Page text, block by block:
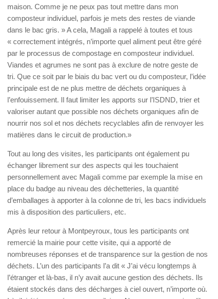
maison. Comme je ne peux pas tout mettre dans mon
composteur individuel, parfois je mets des restes de viande
dans le bac gris. » A cela, Magali a rappelé à toutes et tous
« correctement intégrés, n’importe quel aliment peut être géré
par le processus de compostage en composteur individuel.
Viandes et agrumes ne sont pas à exclure de notre geste de
tri. Que ce soit par le biais du bac vert ou du composteur, l’idée
principale est de ne plus mettre de déchets organiques à
l’enfouissement. Il faut limiter les apports sur l’ISDND, trier et
valoriser autant que possible nos déchets organiques afin de
nourrir nos sol et nos déchets recyclables afin de renvoyer les
matières dans le circuit de production.»
Tout au long des visites, les participants ont également pu
échanger librement sur des aspects qui les touchaient
personnellement avec Magali comme par exemple la mise en
place du badge au niveau des déchetteries, la quantité
d’emballages à apporter à la colonne de tri, les bacs individuels
mis à disposition des particuliers, etc.
Après leur retour à Montpeyroux, tous les participants ont
remercié la mairie pour cette visite, qui a apporté de
nombreuses réponses et de transparence sur la gestion de nos
déchets. L’un des participants l’a dit « J’ai vécu longtemps à
l’étranger et là-bas, il n’y avait aucune gestion des déchets. Ils
étaient stockés dans des décharges à ciel ouvert, n’importe où.